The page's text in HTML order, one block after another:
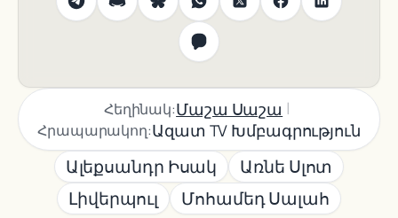
Հեղինակ:Մաշա Սաշա |
Հրապարակող:Ազատ TV Խմբագրություն
Ալեքսանդր Իսակ
Առնե Սլոտ
Լիվերպուլ
Մոհամեդ Սալահ